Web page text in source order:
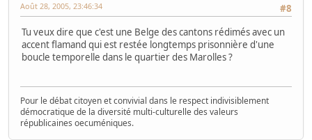
#8
Août 28, 2005, 23:46:34
Tu veux dire que c'est une Belge des cantons rédimés avec un
accent flamand qui est restée longtemps prisonnière d'une
boucle temporelle dans le quartier des Marolles ?
Pour le débat citoyen et convivial dans le respect indivisiblement
démocratique de la diversité multi-culturelle des valeurs
républicaines oecuméniques.